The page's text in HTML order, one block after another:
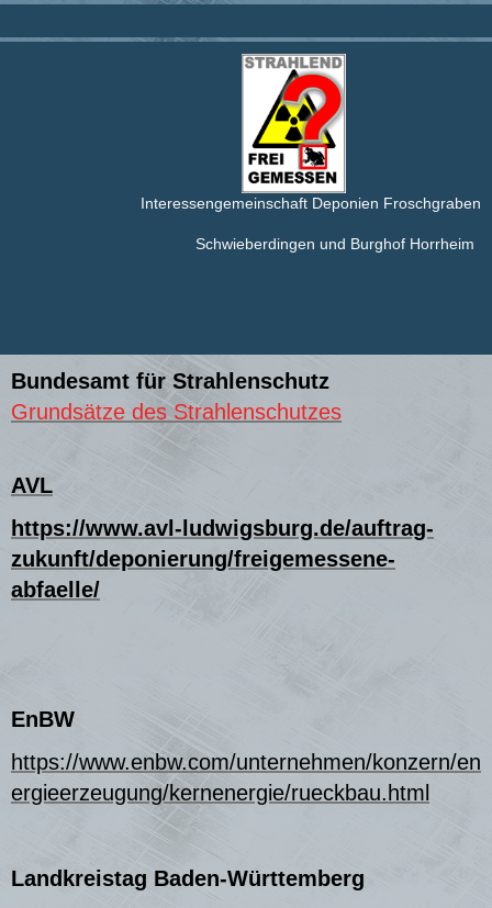
Interessengemeinschaft Deponien Froschgraben
Schwieberdingen und Burghof Horrheim
Bundesamt für Strahlenschutz
Grundsätze des Strahlenschutzes
AVL
https://www.avl-ludwigsburg.de/auftrag-
zukunft/deponierung/freigemessene-
abfaelle/
EnBW
https://www.enbw.com/unternehmen/konzern/en
ergieerzeugung/kernenergie/rueckbau.html
Landkreistag Baden-Württemberg